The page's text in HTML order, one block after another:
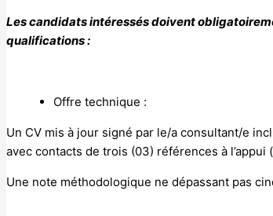
Les candidats intéressés doivent
qualifications :
Offre technique :
Un CV mis à jour signé par le/a consultant/e
avec contacts de trois (03) références à
Une note méthodologique ne dépassant pas